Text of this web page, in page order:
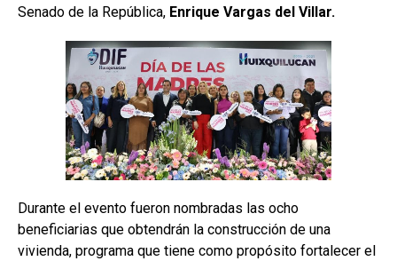
Senado de la República, Enrique Vargas del Villar.
Durante el evento fueron nombradas las ocho
beneficiarias que obtendrán la construcción de una
vivienda, programa que tiene como propósito fortalecer el